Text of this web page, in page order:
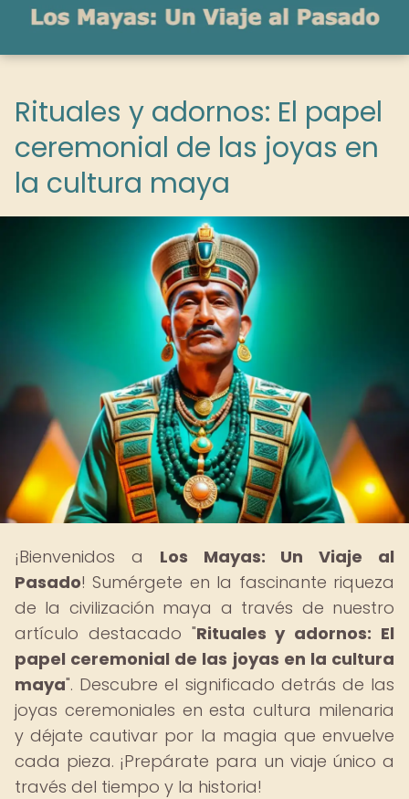
Rituales y adornos: El papel
ceremonial de las joyas en
la cultura maya
¡Bienvenidos a Los Mayas: Un Viaje al
Pasado! Sumérgete en la fascinante riqueza
de la civilización maya a través de nuestro
artículo destacado "Rituales y adornos: El
papel ceremonial de las joyas en la cultura
maya". Descubre el significado detrás de las
joyas ceremoniales en esta cultura milenaria
y déjate cautivar por la magia que envuelve
cada pieza. ¡Prepárate para un viaje único a
través del tiempo y la historia!